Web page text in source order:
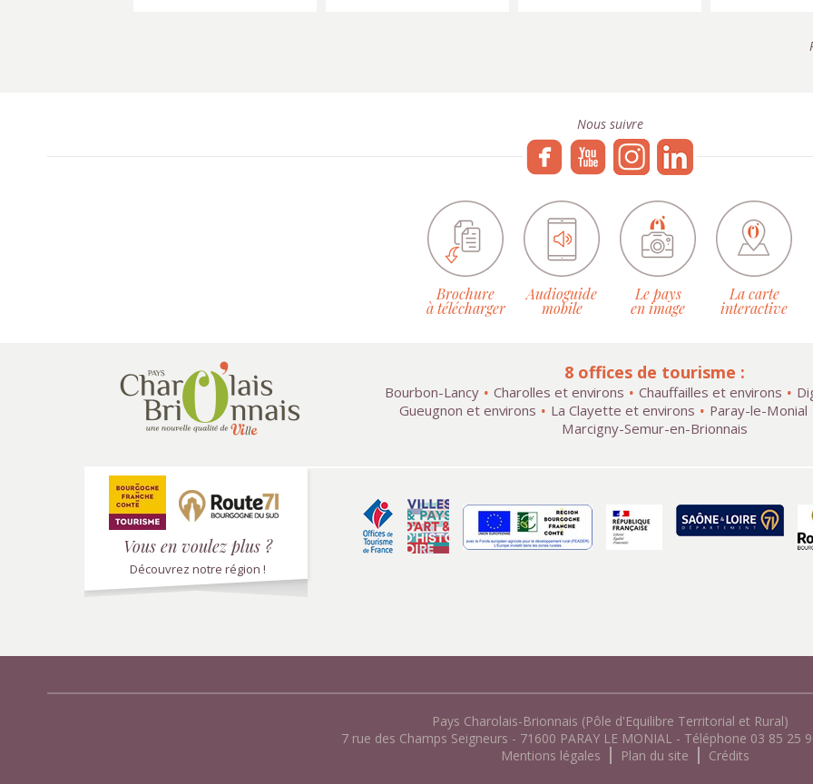
Nous suivre
Brochure
à télécharger
Audioguide
mobile
Le pays
en image
La carte
interactive
8 offices de tourisme :
Bourbon-Lancy Charolles et environs Chauffailles et environs
Gueugnon et environs
La Clayette et environs Paray-le-Monial
Marcigny-Semur-en-Brionnais
Vous en voulez plus ?
Découvrez notre région !
Pays Charolais-Brionnais (Pôle d'Equilibre Territorial et Rural)
7 rue des Champs Seigneurs - 71600 PARAY LE MONIAL - Téléphone 03 85 25
Mentions légales
Plan du site Crédits